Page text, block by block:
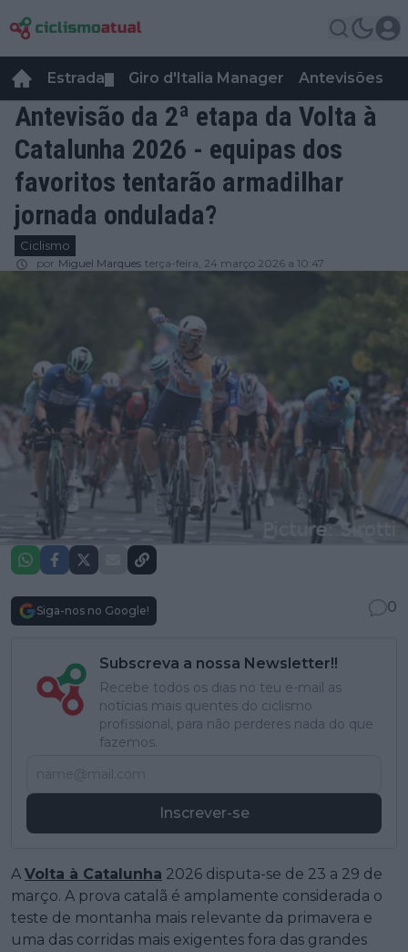
Estrada Giro d'Italia Manager Antevisões
Antevisão da 2ª etapa da Volta à
Catalunha 2026 - equipas dos
favoritos tentarão armadilhar
jornada ondulada?
Ciclismo
por Miguel Marques terça-feira, 24 março 2026 a 10:47
Siga-nos no Google! 0
Subscreva a nossa Newsletter!!
Recebe todos os dias no teu e-mail as
notícias mais quentes do ciclismo
profissional, para não perderes nada do que
fazemos.
Inscrever-se
A Volta à Catalunha 2026 disputa-se de 23 a 29 de
março. A prova catalã é amplamente considerada o
teste de montanha mais relevante da primavera e
uma das corridas mais exigentes fora das grandes